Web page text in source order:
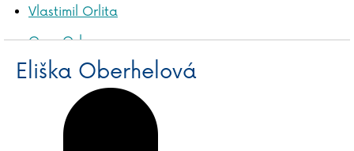
Vlastimil Orlita
Ozzy Osbourne
Eliška Oberhelová